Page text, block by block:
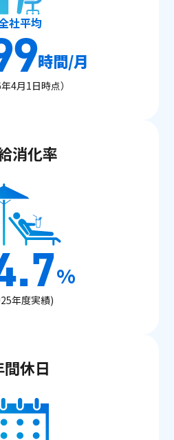
社平均
時間/月
年4月1日時点）
消化率
%
年度実績)
間休日